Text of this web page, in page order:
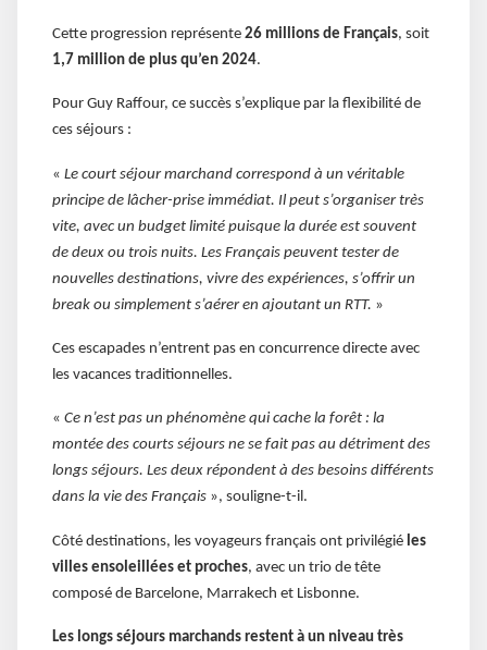
Cette progression représente 26 millions de Français, soit
1,7 million de plus qu’en 2024.
Pour Guy Raffour, ce succès s’explique par la flexibilité de
ces séjours :
« Le court séjour marchand correspond à un véritable
principe de lâcher-prise immédiat. Il peut s’organiser très
vite, avec un budget limité puisque la durée est souvent
de deux ou trois nuits. Les Français peuvent tester de
nouvelles destinations, vivre des expériences, s’offrir un
break ou simplement s’aérer en ajoutant un RTT. »
Ces escapades n’entrent pas en concurrence directe avec
les vacances traditionnelles.
« Ce n’est pas un phénomène qui cache la forêt : la
montée des courts séjours ne se fait pas au détriment des
longs séjours. Les deux répondent à des besoins différents
dans la vie des Français », souligne-t-il.
Côté destinations, les voyageurs français ont privilégié les
villes ensoleillées et proches, avec un trio de tête
composé de Barcelone, Marrakech et Lisbonne.
Les longs séjours marchands restent à un niveau très